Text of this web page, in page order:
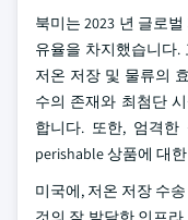
북미는 2023 년 글로
유율을 차지했습니다.
저온 저장 및 물류의
수의 존재와 최첨단
합니다. 또한, 엄격
perishable 상품에 대
미국에, 저온 저장 수